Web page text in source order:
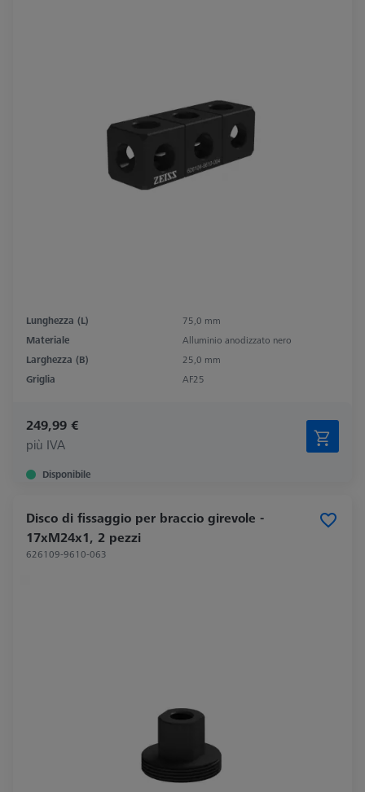
Lunghezza (L)
75,0 mm
Materiale
Alluminio anodizzato nero
Larghezza (B)
25,0 mm
Griglia
AF25
249,99 €
più IVA
Disponibile
Disco di fissaggio per braccio girevole -
17xM24x1, 2 pezzi
626109-9610-063